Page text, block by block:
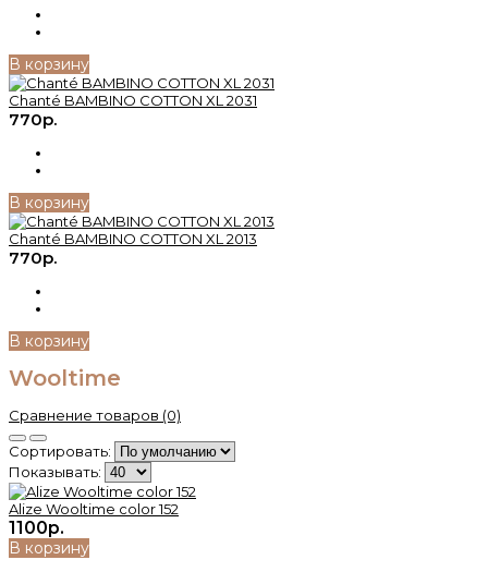
В корзину
Chanté BAMBINO COTTON XL 2031
770р.
В корзину
Chanté BAMBINO COTTON XL 2013
770р.
В корзину
Wooltime
Сравнение товаров (0)
Сортировать:
Показывать:
Alize Wooltime color 152
1100р.
В корзину